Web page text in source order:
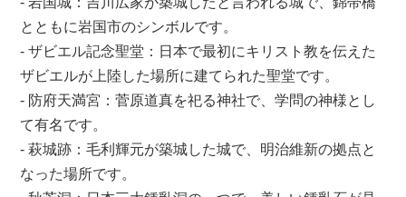
とともに岩国市のシンボルです。
- ザビエル記念聖堂：日本で最初にキリスト教を伝えた
ザビエルが上陸した場所に建てられた聖堂です。
- 防府天満宮：菅原道真を祀る神社で、学問の神様とし
て有名です。
- 萩城跡：毛利輝元が築城した城で、明治維新の拠点と
なった場所です。